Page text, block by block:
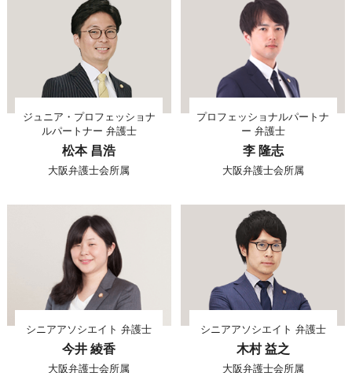
ジュニア・プロフェッショナ
ルパートナー 弁護士
松本 昌浩
大阪弁護士会所属
プロフェッショナルパートナ
ー 弁護士
李 隆志
大阪弁護士会所属
シニアアソシエイト 弁護士
今井 綾香
大阪弁護士会所属
シニアアソシエイト 弁護士
木村 益之
大阪弁護士会所属